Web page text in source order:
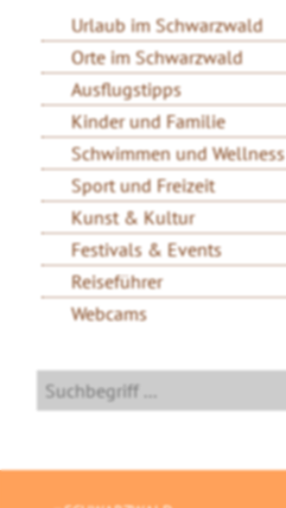
Urlaub im Schwarzwald
Orte im Schwarzwald
Ausflugstipps
Kinder und Familie
Schwimmen und Wellness
Sport und Freizeit
Kunst & Kultur
Festivals & Events
Reiseführer
Webcams